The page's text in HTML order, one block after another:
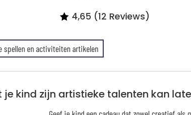
4,65 (12 Reviews)
spellen en activiteiten artikelen
kind zijn artistieke talenten kan